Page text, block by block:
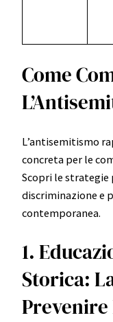
Come
L’antisemitismo
concreta per le
Scopri le strategie
discriminazione e
contemporanea.
1.
Storica:
Prevenire